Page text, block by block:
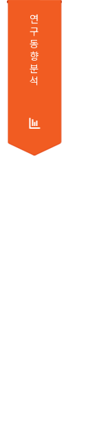
연
구
동
향
분
석